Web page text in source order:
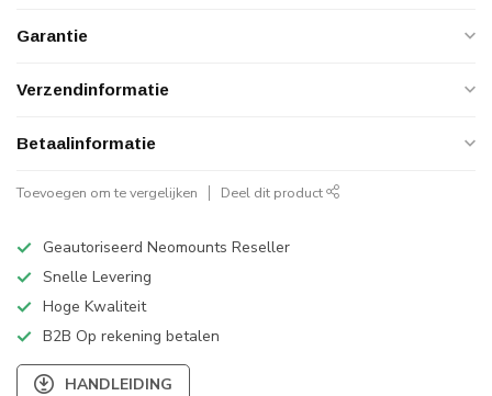
Garantie
Verzendinformatie
Betaalinformatie
Toevoegen om te vergelijken Deel dit product
Geautoriseerd Neomounts Reseller
Snelle Levering
Hoge Kwaliteit
B2B Op rekening betalen
HANDLEIDING